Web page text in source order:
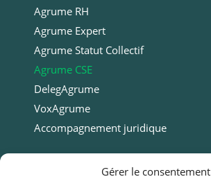
Gérer le consentement
Agrume RH
Agrume Expert
Agrume Statut Collectif
Agrume CSE
DelegAgrume
VoxAgrume
Accompagnement juridique